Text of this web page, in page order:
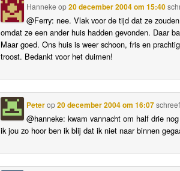
Hanneke op20 december 2004 om 15:40
@Ferry: nee. Vlak voor de tijd dat ze
omdat ze een ander huis hadden gevonden. Daar
Maar goed. Ons huis is weer schoon, fris en
troost. Bedankt voor het duimen!
Peterop20 december 2004 om 16:07
@hanneke: kwam vannacht om half drie
ik jou zo hoor ben ik blij dat ik niet naar binnen